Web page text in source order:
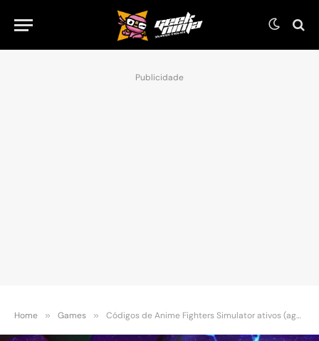
Publicidade
Home » Games » Códigos de Anime Fighters Simulator ativos (agosto 2025)